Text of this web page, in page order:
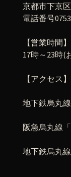
京都市下京
電話番号
【営業時間】
17時～23時(
【アクセス】
地下鉄烏丸
阪急烏丸線
地下鉄烏丸